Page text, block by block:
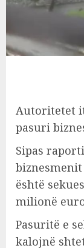
Autoritetet
pasuri
Sipas
është
milionë
Pasuritë e
kalojnë